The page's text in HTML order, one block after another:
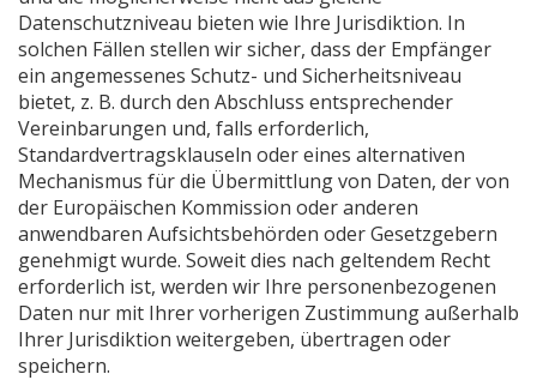
Datenschutzniveau bieten wie Ihre Jurisdiktion. In
solchen Fällen stellen wir sicher, dass der Empfänger
ein angemessenes Schutz- und Sicherheitsniveau
bietet, z. B. durch den Abschluss entsprechender
Vereinbarungen und, falls erforderlich,
Standardvertragsklauseln oder eines alternativen
Mechanismus für die Übermittlung von Daten, der von
der Europäischen Kommission oder anderen
anwendbaren Aufsichtsbehörden oder Gesetzgebern
genehmigt wurde. Soweit dies nach geltendem Recht
erforderlich ist, werden wir Ihre personenbezogenen
Daten nur mit Ihrer vorherigen Zustimmung außerhalb
Ihrer Jurisdiktion weitergeben, übertragen oder
speichern.